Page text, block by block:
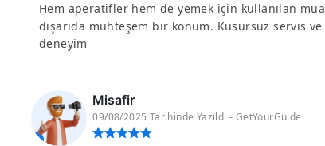
Hem aperatifler hem de yemek için kullanılan
dışarıda muhteşem bir konum. Kusursuz servis
deneyim
Misafir
09/08/2025 Tarihinde Yazıldı - GetYourGuide